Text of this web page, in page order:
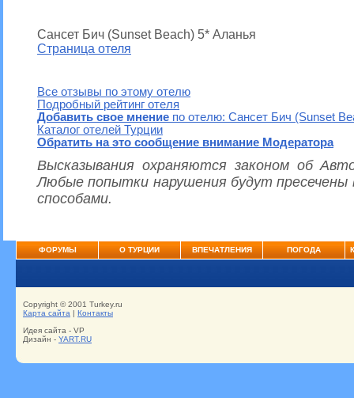
Сансет Бич (Sunset Beach) 5* Аланья
Страница отеля
Все отзывы по этому отелю
Подробный рейтинг отеля
Добавить свое мнение по отелю: Сансет Бич (Sunset
Каталог отелей Турции
Обратить на это сообщение внимание Модератора
Высказывания охраняются законом об
Любые попытки нарушения будут пресечены
способами.
ФОРУМЫ О ТУРЦИИ ВПЕЧАТЛЕНИЯ ПОГОДА
Copyright © 2001 Turkey.ru
Карта сайта | Контакты
Идея сайта - VP
Дизайн - YART.RU